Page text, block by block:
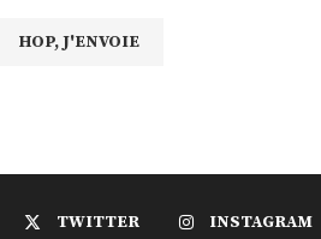
TWITTER INSTAGRAM